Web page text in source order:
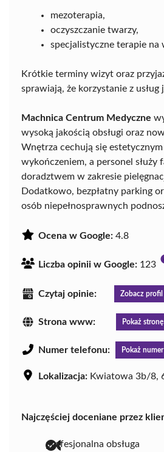
mezoterapia,
oczyszczanie twarzy,
specjalistyczne terapie na
Krótkie terminy wizyt oraz
sprawiają, że korzystanie z
Machnica Centrum Medyczne
wysoką jakością obsługi oraz
Wnętrza cechują się
wykończeniem, a personel służy
doradztwem w zakresie
Dodatkowo, bezpłatny parking
osób niepełnosprawnych
Ocena w Google: 4.8
Liczba opinii w Google: 123
Czytaj opinie: Zobacz profil
Strona www: Pokaż stronę
Numer telefonu: Pokaż numer
Lokalizacja: Kwiatowa 3b/8,
Najczęściej doceniane przez
profesjonalna obsługa